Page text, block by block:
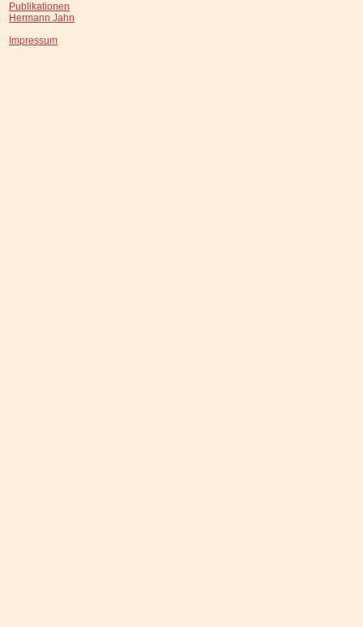
Publikationen
Hermann Jahn
Impressum